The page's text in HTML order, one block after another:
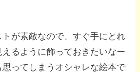
が素敵なので、すぐ手にとれ
るように飾っておきたいなー
ってしまうオシャレな絵本で